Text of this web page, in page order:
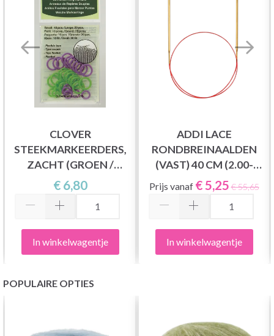
CLOVER
STEEKMARKEERDERS,
ZACHT (GROEN /
PAARS)
€ 6,80
In winkelwagentje
ADDI LACE
RONDBREINAALDEN
(VAST) 40 CM (2.00-
8.00MM)
Prijs vanaf € 5,25 € 55,65
In winkelwagentje
POPULAIRE OPTIES